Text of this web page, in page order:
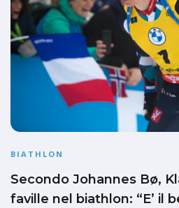
BIATHLON
Secondo Johannes Bø,
faville nel biathlon: “E’ il